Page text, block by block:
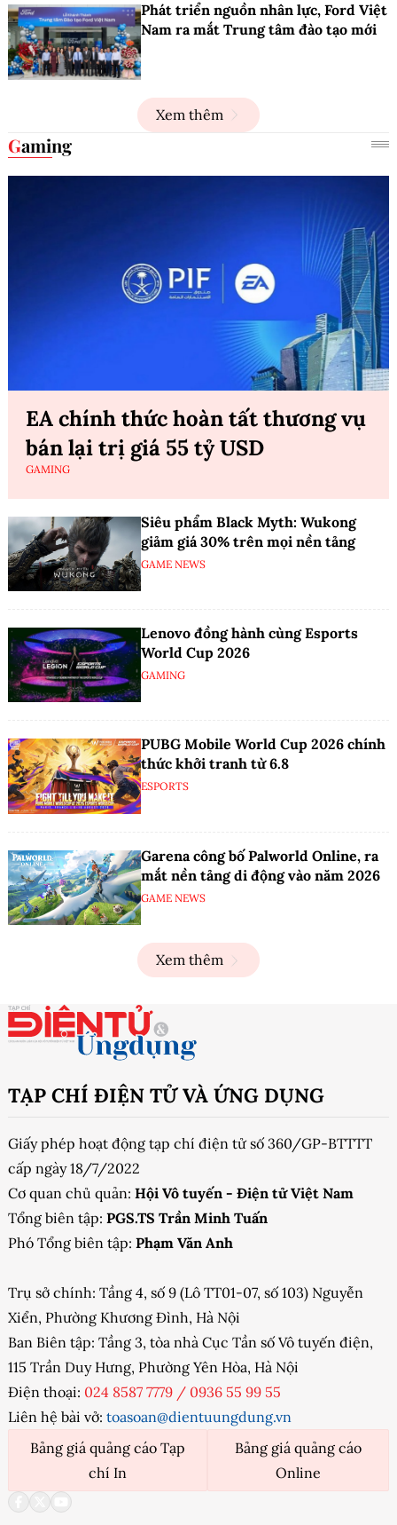
Phát triển nguồn nhân lực, Ford Việt
Nam ra mắt Trung tâm đào tạo mới
Xem thêm
Gaming
EA chính thức hoàn tất thương vụ
bán lại trị giá 55 tỷ USD
GAMING
Siêu phẩm Black Myth: Wukong
giảm giá 30% trên mọi nền tảng
GAME NEWS
Lenovo đồng hành cùng Esports
World Cup 2026
GAMING
PUBG Mobile World Cup 2026 chính
thức khởi tranh từ 6.8
ESPORTS
Garena công bố Palworld Online, ra
mắt nền tảng di động vào năm 2026
GAME NEWS
Xem thêm
TẠP CHÍ ĐIỆN TỬ VÀ ỨNG DỤNG
Giấy phép hoạt động tạp chí điện tử số 360/GP-BTTTT
cấp ngày 18/7/2022
Cơ quan chủ quản: Hội Vô tuyến - Điện tử Việt Nam
Tổng biên tập: PGS.TS Trần Minh Tuấn
Phó Tổng biên tập: Phạm Văn Anh
Trụ sở chính: Tầng 4, số 9 (Lô TT01-07, số 103) Nguyễn
Xiển, Phường Khương Đình, Hà Nội
Ban Biên tập: Tầng 3, tòa nhà Cục Tần số Vô tuyến điện,
115 Trần Duy Hưng, Phường Yên Hòa, Hà Nội
Điện thoại: 024 8587 7779 / 0936 55 99 55
Liên hệ bài vở: toasoan@dientuungdung.vn
Bảng giá quảng cáo Tạp
chí In
Bảng giá quảng cáo
Online